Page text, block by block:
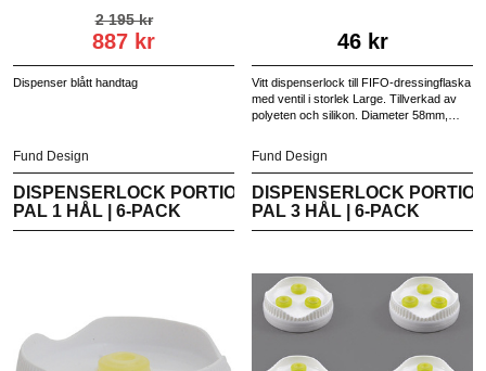
2 195 kr
887 kr
Dispenser blått handtag
46 kr
Vitt dispenserlock till FIFO-dressingflaska
med ventil i storlek Large. Tillverkad av
polyeten och silikon. Diameter 58mm,
Fund Design
DISPENSERLOCK PORTION
PAL 1 HÅL | 6-PACK
Fund Design
DISPENSERLOCK
PAL 3 HÅL | 6-PACK